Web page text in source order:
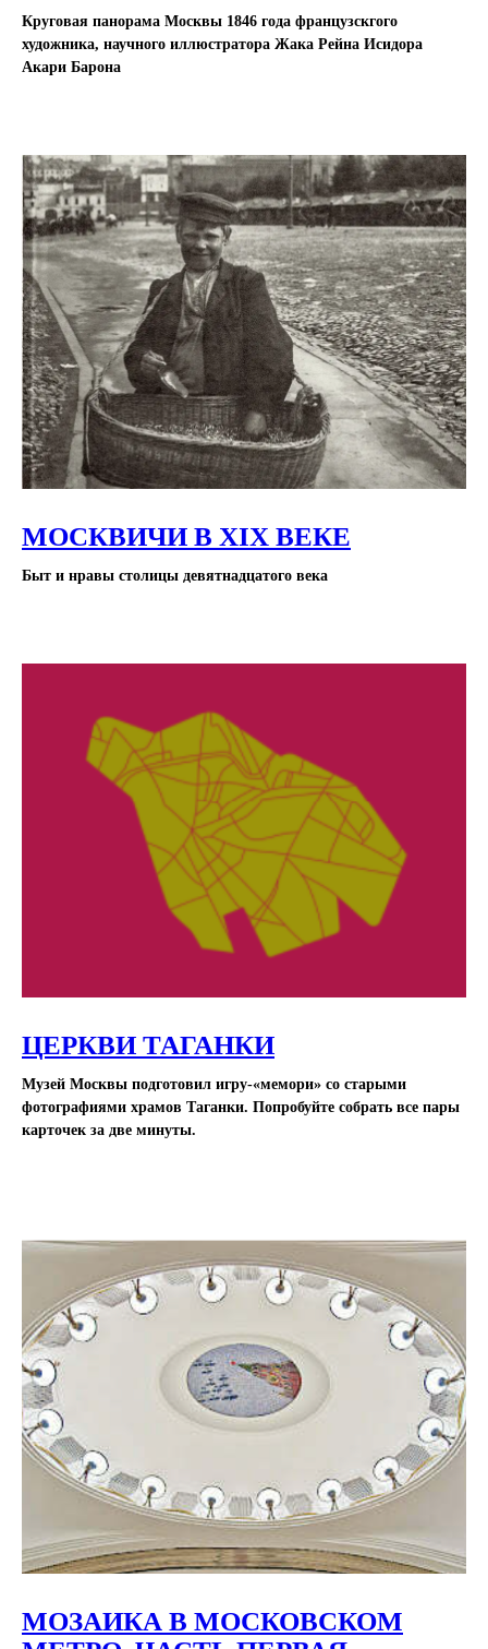
Круговая панорама Москвы 1846 года французскгого
художника, научного иллюстратора Жака Рейна Исидора
Акари Барона
МОСКВИЧИ В XIX ВЕКЕ
Быт и нравы столицы девятнадцатого века
ЦЕРКВИ ТАГАНКИ
Музей Москвы подготовил игру-«мемори» со старыми
фотографиями храмов Таганки. Попробуйте собрать все пары
карточек за две минуты.
МОЗАИКА В МОСКОВСКОМ